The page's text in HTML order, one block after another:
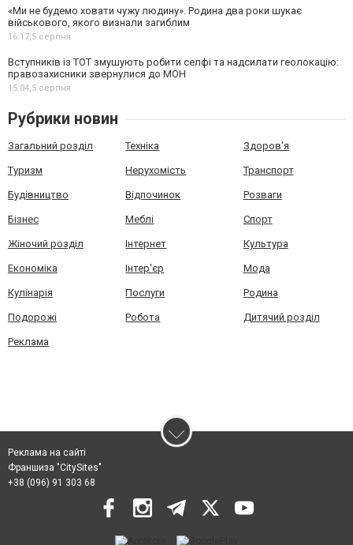
«Ми не будемо ховати чужу людину». Родина два роки шукає
військового, якого визнали загиблим
16:17,5 серпня
Вступників із ТОТ змушують робити селфі та надсилати геолокацію:
правозахисники звернулися до МОН
15:04,5 серпня
Рубрики новин
Загальний розділ Техніка Здоров'я
Туризм Нерухомість Транспорт
Будівництво Відпочинок Розваги
Бізнес Меблі Спорт
Жіночий розділ Інтернет Культура
Економіка Інтер'єр Мода
Кулінарія Послуги Родина
Подорожі Робота Дитячий розділ
Реклама
Реклама на сайті
Франшиза "CitySites"
+38 (096) 91 303 68